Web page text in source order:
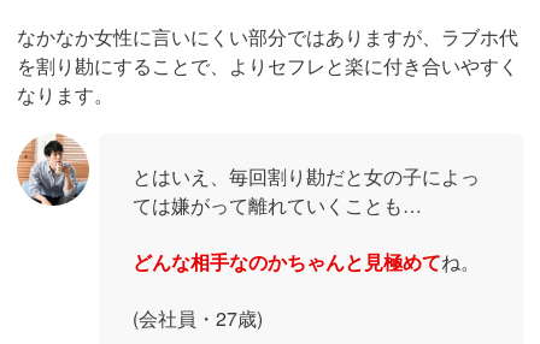
なかなか女性に言いにくい部分ではありますが、ラブホ代
を割り勘にすることで、よりセフレと楽に付き合いやすく
なります。
とはいえ、毎回割り勘だと女の子によっ
ては嫌がって離れていくことも…
どんな相手なのかちゃんと見極めてね。
(会社員・27歳)